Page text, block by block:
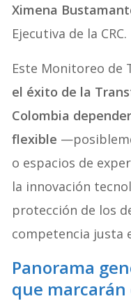
Ximena
Ejecutiva de la CRC.
Este Monitoreo de
el éxito de la
Colombia
flexible
o espacios de
la innovación
protección de los
competencia justa
Panorama
que marcarán